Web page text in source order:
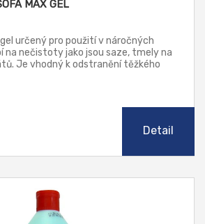
MAX GEL
určený pro použití v náročných
na nečistoty jako jsou saze, tmely na
Je vhodný k odstranění těžkého
Detail